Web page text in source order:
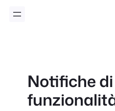
Notifiche di